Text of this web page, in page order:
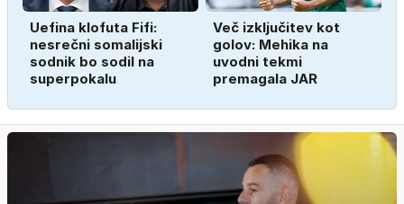
Uefina klofuta Fifi:
nesrečni somalijski
sodnik bo sodil na
superpokalu
Več izključitev kot
golov: Mehika na
uvodni tekmi
premagala JAR